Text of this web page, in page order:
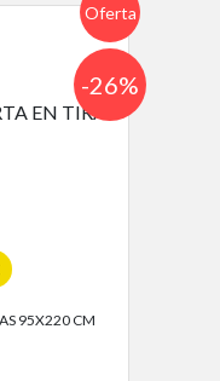
Oferta
-26%
95X220 CM